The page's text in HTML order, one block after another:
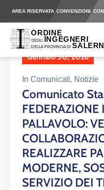
AREA RISERVATA CONVENZIONI
Gennaio 30, 2026
In Comunicati‚ Notizie
Comunicato
FEDERAZIONE
PALLAVOLO:
REALIZZARE
MODERNE,
SERVIZIO DEI